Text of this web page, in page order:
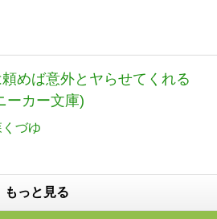
めば意外とヤらせてくれる
ーカー文庫)
づゆ
もっと見る